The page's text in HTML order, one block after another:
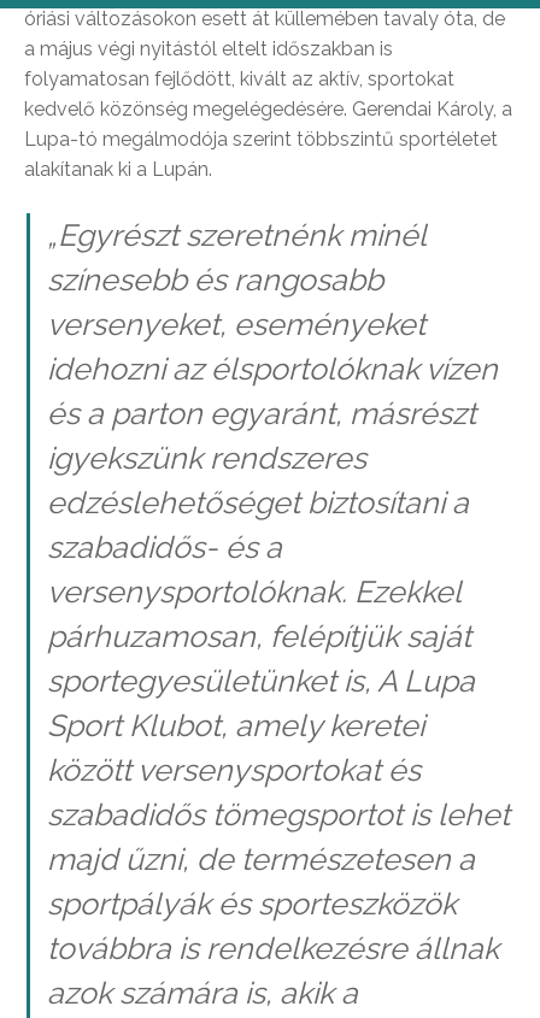
óriási változásokon esett át küllemében tavaly óta, de
a május végi nyitástól eltelt időszakban is
folyamatosan fejlődött, kivált az aktív, sportokat
kedvelő közönség megelégedésére. Gerendai Károly, a
Lupa-tó megálmodója szerint többszintű sportéletet
alakítanak ki a Lupán.
„Egyrészt szeretnénk minél
színesebb és rangosabb
versenyeket, eseményeket
idehozni az élsportolóknak vízen
és a parton egyaránt, másrészt
igyekszünk rendszeres
edzéslehetőséget biztosítani a
szabadidős- és a
versenysportolóknak. Ezekkel
párhuzamosan, felépítjük saját
sportegyesületünket is, A Lupa
Sport Klubot, amely keretei
között versenysportokat és
szabadidős tömegsportot is lehet
majd űzni, de természetesen a
sportpályák és sporteszközök
továbbra is rendelkezésre állnak
azok számára is, akik a